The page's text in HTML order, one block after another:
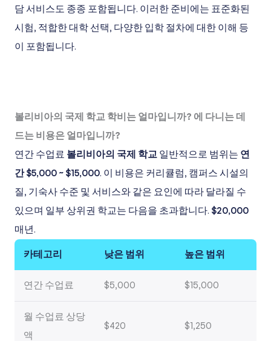
담 서비스도 종종 포함됩니다. 이러한 준비에는 표준화된
시험, 적합한 대학 선택, 다양한 입학 절차에 대한 이해 등
이 포함됩니다.
볼리비아의 국제 학교 학비는 얼마입니까? 에 다니는 데
드는 비용은 얼마입니까?
연간 수업료 볼리비아의 국제 학교 일반적으로 범위는 연
간 $5,000 ~ $15,000. 이 비용은 커리큘럼, 캠퍼스 시설의
질, 기숙사 수준 및 서비스와 같은 요인에 따라 달라질 수
있으며 일부 상위권 학교는 다음을 초과합니다. $20,000
매년.
카테고리 낮은 범위 높은 범위
연간 수업료 $5,000 $15,000
월 수업료 상당
액
$420 $1,250